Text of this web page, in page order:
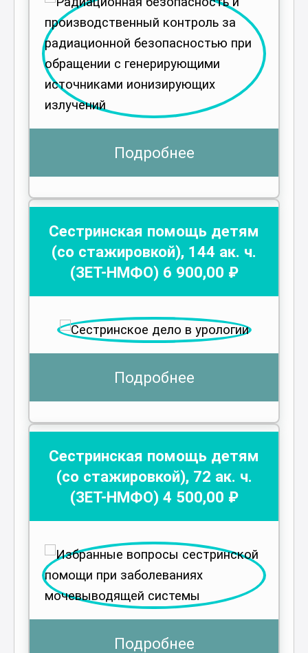
Подробнее
Сестринская помощь детям
(со стажировкой), 144 ак. ч.
(ЗЕТ-НМФО) 6 900,00 ₽
Подробнее
Сестринская помощь детям
(со стажировкой), 72 ак. ч.
(ЗЕТ-НМФО) 4 500,00 ₽
Подробнее